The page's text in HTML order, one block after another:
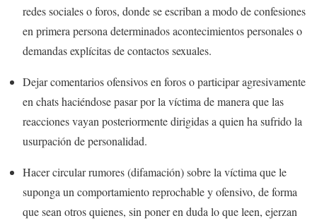
redes sociales o foros, donde se escriban a modo de confesiones
en primera persona determinados acontecimientos personales o
demandas explícitas de contactos sexuales.
Dejar comentarios ofensivos en foros o participar agresivamente
en chats haciéndose pasar por la víctima de manera que las
reacciones vayan posteriormente dirigidas a quien ha sufrido la
usurpación de personalidad.
Hacer circular rumores (difamación) sobre la víctima que le
suponga un comportamiento reprochable y ofensivo, de forma
que sean otros quienes, sin poner en duda lo que leen, ejerzan